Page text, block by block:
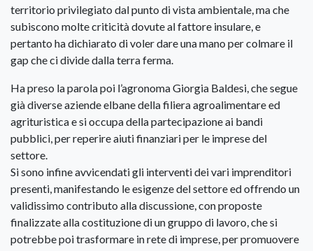
territorio privilegiato dal punto di vista ambientale, ma che
subiscono molte criticità dovute al fattore insulare, e
pertanto ha dichiarato di voler dare una mano per colmare il
gap che ci divide dalla terra ferma.
Ha preso la parola poi l’agronoma Giorgia Baldesi, che segue
già diverse aziende elbane della filiera agroalimentare ed
agrituristica e si occupa della partecipazione ai bandi
pubblici, per reperire aiuti finanziari per le imprese del
settore.
Si sono infine avvicendati gli interventi dei vari imprenditori
presenti, manifestando le esigenze del settore ed offrendo un
validissimo contributo alla discussione, con proposte
finalizzate alla costituzione di un gruppo di lavoro, che si
potrebbe poi trasformare in rete di imprese, per promuovere